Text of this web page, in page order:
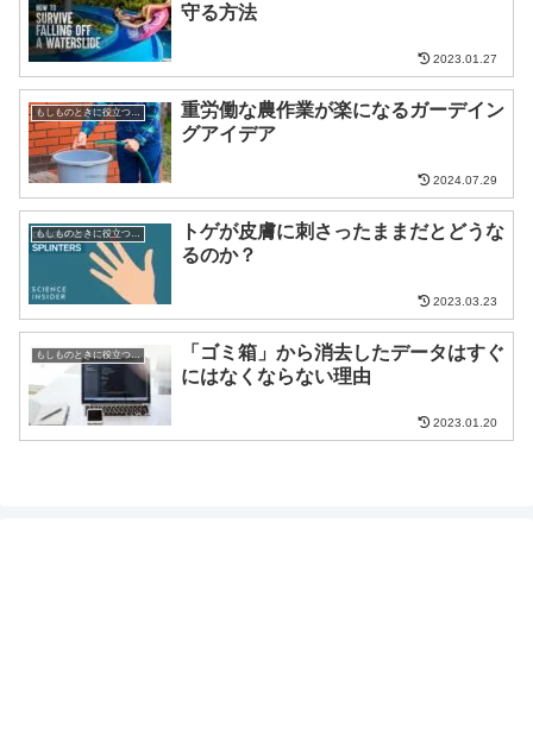
守る方法
2023.01.27
もしものときに役立つ知識
重労働な農作業が楽になるガーデイン
グアイデア
2024.07.29
もしものときに役立つ知識
トゲが皮膚に刺さったままだとどうな
るのか？
2023.03.23
もしものときに役立つ知識
「ゴミ箱」から消去したデータはすぐ
にはなくならない理由
2023.01.20